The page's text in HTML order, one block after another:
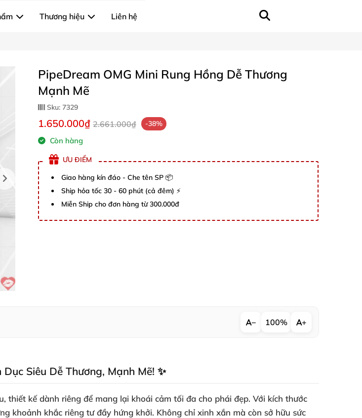
Thương hiệu Liên hệ
PipeDream OMG Mini Rung Hồng Dễ Thương
Mạnh Mẽ
Sku: 7329
1.650.000₫ 2.661.000₫ -38%
Còn hàng
ƯU ĐIỂM
Giao hàng kín đáo - Che tên SP 📦
Ship hỏa tốc 30 - 60 phút (cả đêm) ⚡
Miễn Ship cho đơn hàng từ 300.000đ
− 100% +
Siêu Dễ Thương, Mạnh Mẽ! ✨
, thiết kế dành riêng để mang lại khoái cảm tối đa cho phái đẹp. Với kích thước
khoảnh khắc riêng tư đầy hứng khởi. Không chỉ xinh xắn mà còn sở hữu sức